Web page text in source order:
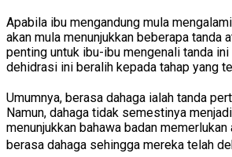
Apabila ibu mengandung mula
akan mula menunjukkan beberapa tanda
penting untuk ibu-ibu mengenali tanda
dehidrasi ini beralih kepada tahap yang
Umumnya, berasa dahaga ialah tanda
Namun, dahaga tidak semestinya
menunjukkan bahawa badan memerlukan
berasa dahaga sehingga mereka telah